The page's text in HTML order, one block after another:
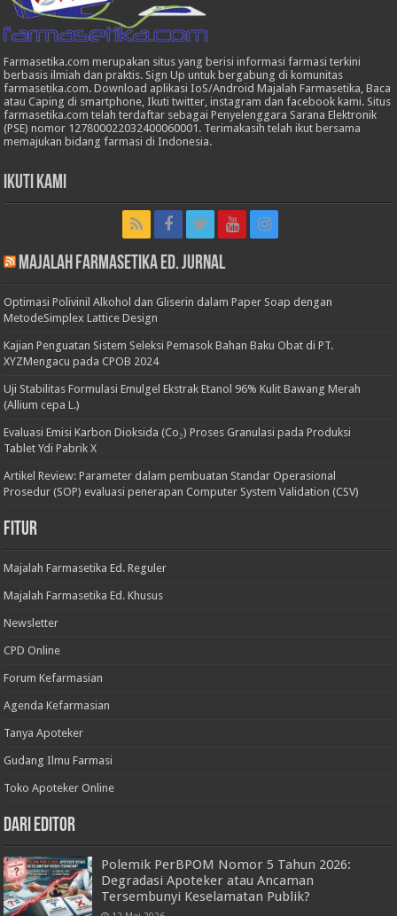
Farmasetika.com merupakan situs yang berisi informasi farmasi terkini
berbasis ilmiah dan praktis. Sign Up untuk bergabung di komunitas
farmasetika.com. Download aplikasi IoS/Android Majalah Farmasetika, Baca
atau Caping di smartphone, Ikuti twitter, instagram dan facebook kami. Situs
farmasetika.com telah terdaftar sebagai Penyelenggara Sarana Elektronik
(PSE) nomor 127800022032400060001. Terimakasih telah ikut bersama
memajukan bidang farmasi di Indonesia.
Ikuti Kami
Majalah Farmasetika Ed. Jurnal
Optimasi Polivinil Alkohol dan Gliserin dalam Paper Soap dengan
MetodeSimplex Lattice Design
Kajian Penguatan Sistem Seleksi Pemasok Bahan Baku Obat di PT.
XYZMengacu pada CPOB 2024
Uji Stabilitas Formulasi Emulgel Ekstrak Etanol 96% Kulit Bawang Merah
(Allium cepa L.)
Evaluasi Emisi Karbon Dioksida (Co₂) Proses Granulasi pada Produksi
Tablet Ydi Pabrik X
Artikel Review: Parameter dalam pembuatan Standar Operasional
Prosedur (SOP) evaluasi penerapan Computer System Validation (CSV)
Fitur
Majalah Farmasetika Ed. Reguler
Majalah Farmasetika Ed. Khusus
Newsletter
CPD Online
Forum Kefarmasian
Agenda Kefarmasian
Tanya Apoteker
Gudang Ilmu Farmasi
Toko Apoteker Online
Dari Editor
Polemik PerBPOM Nomor 5 Tahun 2026:
Degradasi Apoteker atau Ancaman
Tersembunyi Keselamatan Publik?